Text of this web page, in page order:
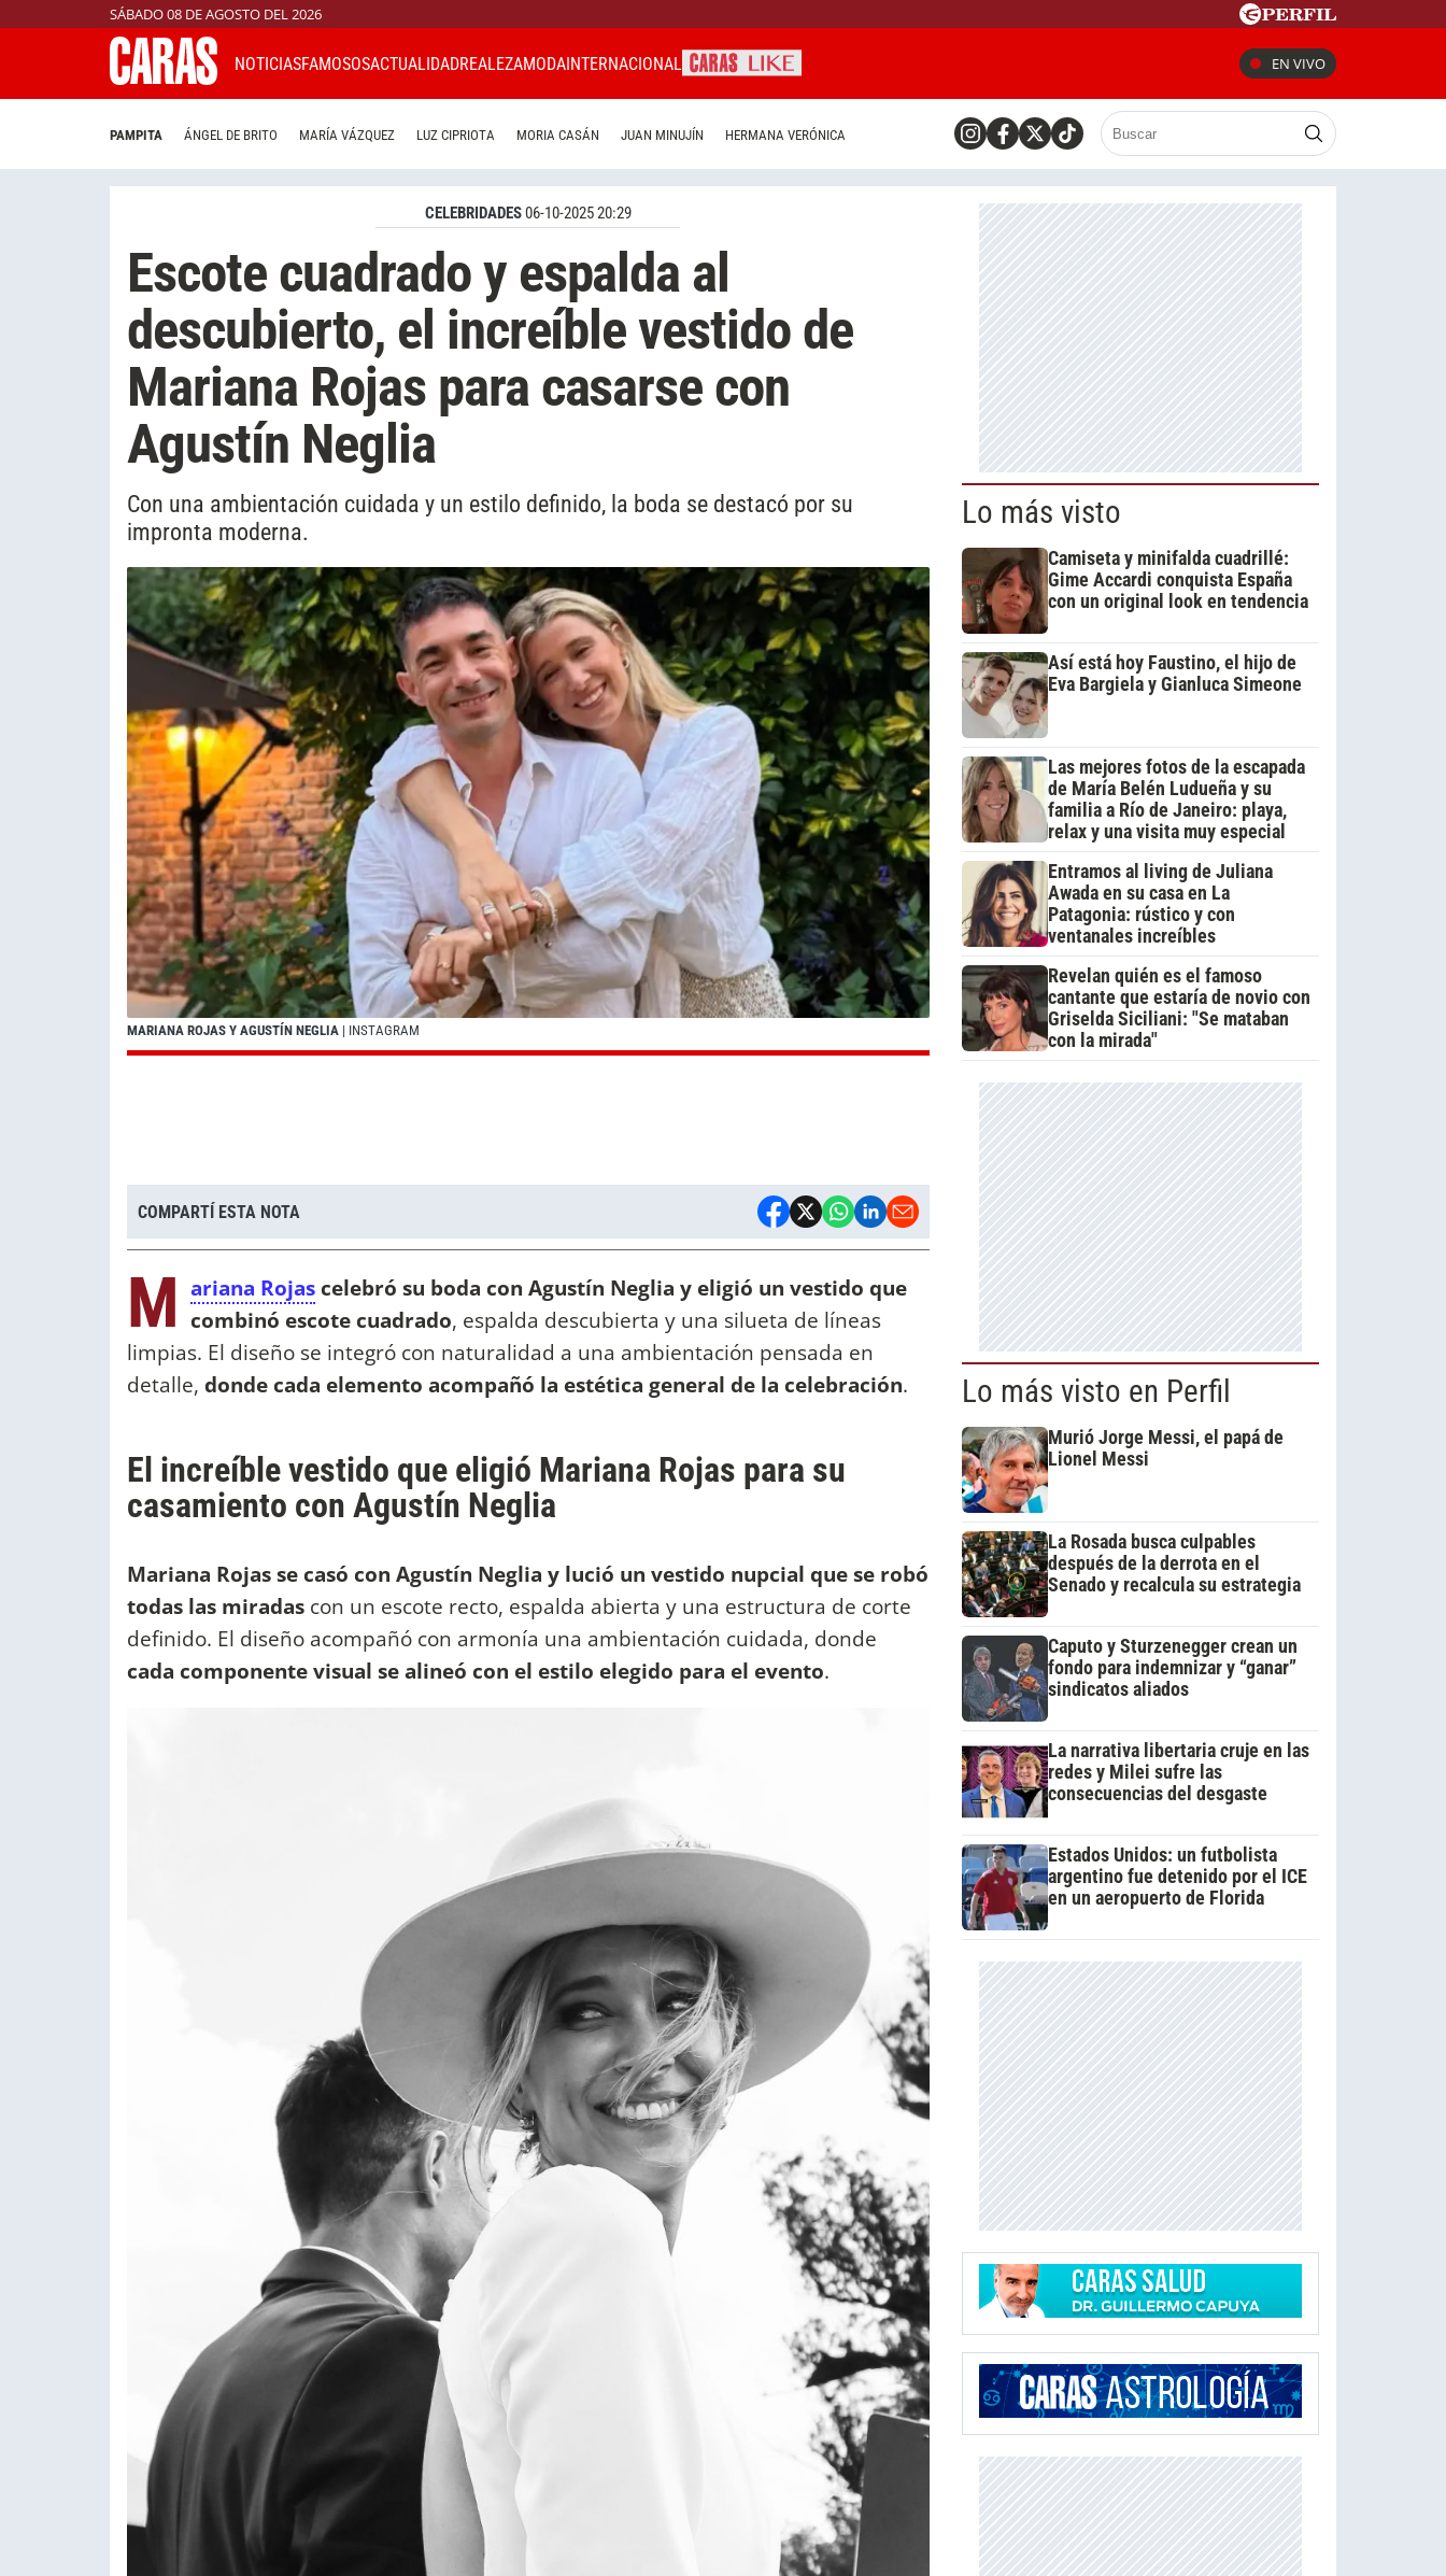
SÁBADO 08 DE AGOSTO DEL 2026
NOTICIASFAMOSOSACTUALIDADREALEZAMODAINTERNACIONAL EN VIVO
PAMPITA ÁNGEL DE BRITO MARÍA VÁZQUEZ LUZ CIPRIOTA MORIA CASÁN JUAN MINUJÍN HERMANA VERÓNICA
CELEBRIDADES06-10-2025 20:29
Escote cuadrado y espalda al
descubierto, el increíble vestido de
Mariana Rojas para casarse con
Agustín Neglia
Con una ambientación cuidada y un estilo definido, la boda se destacó por su
impronta moderna.
MARIANA ROJAS Y AGUSTÍN NEGLIA | INSTAGRAM
COMPARTÍ ESTA NOTA
M ariana Rojas celebró su boda con Agustín Neglia y eligió un vestido que
combinó escote cuadrado, espalda descubierta y una silueta de líneas
limpias. El diseño se integró con naturalidad a una ambientación pensada en
detalle, donde cada elemento acompañó la estética general de la celebración.
El increíble vestido que eligió Mariana Rojas para su
casamiento con Agustín Neglia
Mariana Rojas se casó con Agustín Neglia y lució un vestido nupcial que se robó
todas las miradas con un escote recto, espalda abierta y una estructura de corte
definido. El diseño acompañó con armonía una ambientación cuidada, donde
cada componente visual se alineó con el estilo elegido para el evento.
Lo más visto
Camiseta y minifalda cuadrillé:
Gime Accardi conquista España
con un original look en tendencia
Así está hoy Faustino, el hijo de
Eva Bargiela y Gianluca Simeone
Las mejores fotos de la escapada
de María Belén Ludueña y su
familia a Río de Janeiro: playa,
relax y una visita muy especial
Entramos al living de Juliana
Awada en su casa en La
Patagonia: rústico y con
ventanales increíbles
Revelan quién es el famoso
cantante que estaría de novio con
Griselda Siciliani: "Se mataban
con la mirada"
Lo más visto en Perfil
Murió Jorge Messi, el papá de
Lionel Messi
La Rosada busca culpables
después de la derrota en el
Senado y recalcula su estrategia
Caputo y Sturzenegger crean un
fondo para indemnizar y “ganar”
sindicatos aliados
La narrativa libertaria cruje en las
redes y Milei sufre las
consecuencias del desgaste
Estados Unidos: un futbolista
argentino fue detenido por el ICE
en un aeropuerto de Florida